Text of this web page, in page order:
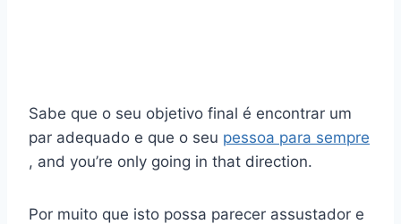
Sabe que o seu objetivo final é encontrar um
par adequado e que o seu pessoa para sempre
, and you’re only going in that direction.
Por muito que isto possa parecer assustador e